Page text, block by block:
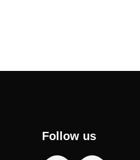
Follow us